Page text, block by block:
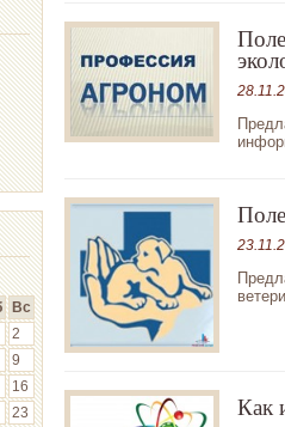
Вс
2
9
16
23
Как